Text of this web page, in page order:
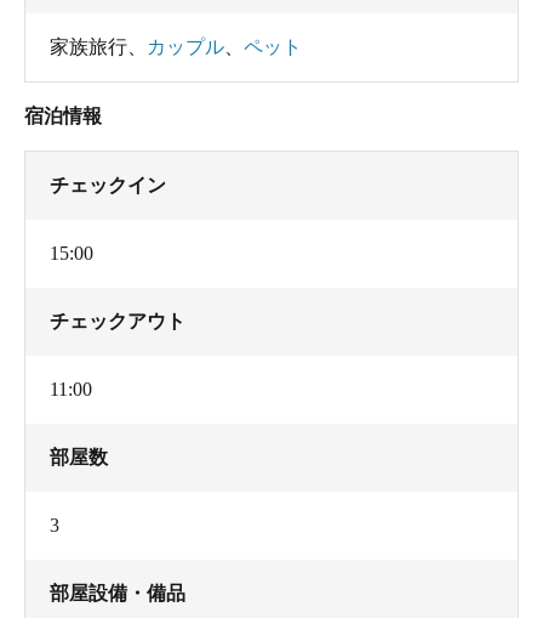
家族旅行 カップル ペット
宿泊情報
チェックイン
15:00
チェックアウト
11:00
部屋数
3
部屋設備・備品